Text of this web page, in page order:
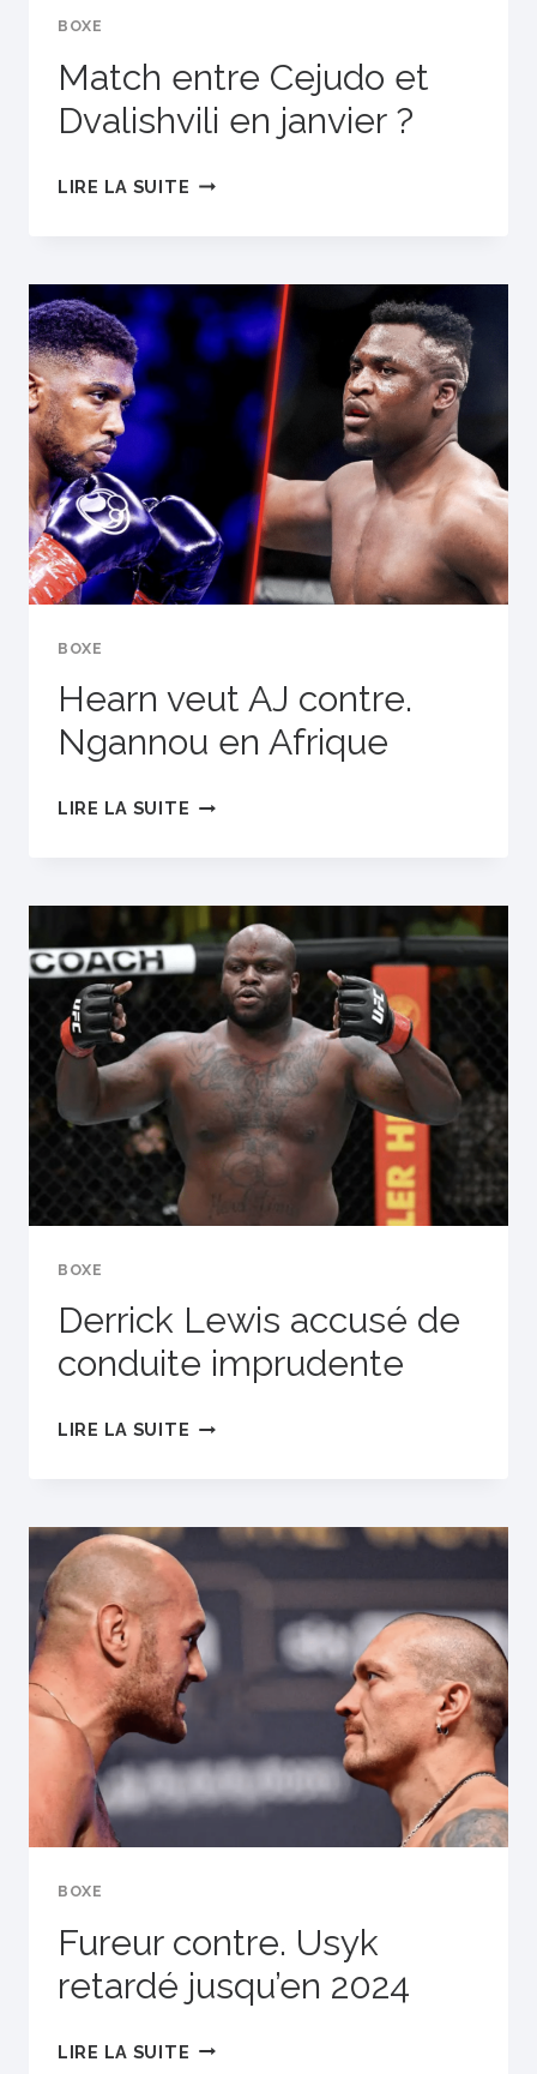
BOXE
Match entre Cejudo et
Dvalishvili en janvier ?
LIRE LA SUITE MATCH
ET
DVALISHVILI
EN
JANVIER
BOXE
Hearn veut AJ contre.
Ngannou en Afrique
LIRE LA SUITE HEARN
CONTRE.
NGANNOU
EN
AFRIQUE
BOXE
Derrick Lewis accusé de
conduite imprudente
LIRE LA SUITE DERRICK
DE
IMPRUDENTE
BOXE
Fureur contre. Usyk
retardé jusqu’en 2024
LIRE LA SUITE FUREUR